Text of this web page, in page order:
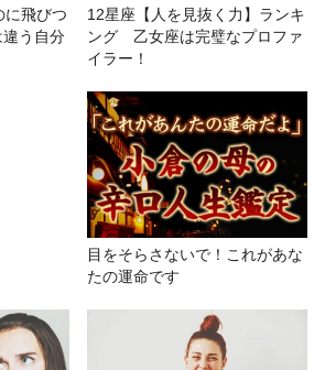
# おもしろ # 咲羅紅
# 性格診断
に飛びつ
う自分
12星座【人を見抜く力】ランキ
ング 乙女座は完璧なプロファ
イラー！
目をそらさないで！これがあな
たの運命です